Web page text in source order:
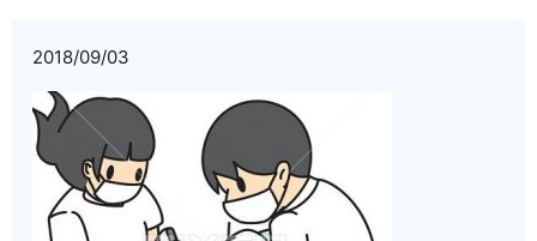
2018/09/03